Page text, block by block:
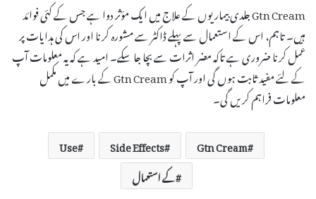
Gtn Cream جلدی بیماریوں کے علاج میں ایک مؤثر دوا ہے جس کے کئی فوائد
ہیں۔ تاہم، اس کے استعمال سے پہلے ڈاکٹر سے مشورہ کرنا اور اس کی ہدایات پر
عمل کرنا ضروری ہے تاکہ مضر اثرات سے بچا جا سکے۔ امید ہے کہ یہ معلومات آپ
کے لئے مفید ثابت ہوں گی اور آپ کو Gtn Cream کے بارے میں مکمل
معلومات فراہم کریں گی۔
Gtn Cream
Side Effects
Use
کے استعمال